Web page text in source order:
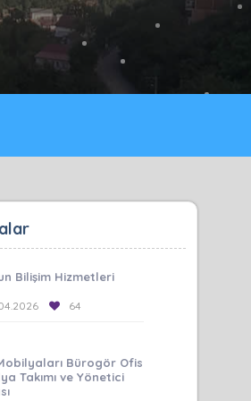
Bilişim Hizmetleri
64
Bürogör Ofis
Takımı ve Yönetici